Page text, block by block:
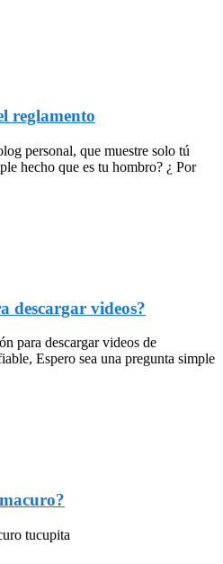
reglamento
personal, que muestre solo tú
hecho que es tu hombro? ¿ Por
descargar videos?
para descargar videos de
Espero sea una pregunta simple
tucupita